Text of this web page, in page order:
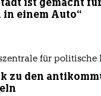
ist gemacht
in einem Auto“
für politische
zu den